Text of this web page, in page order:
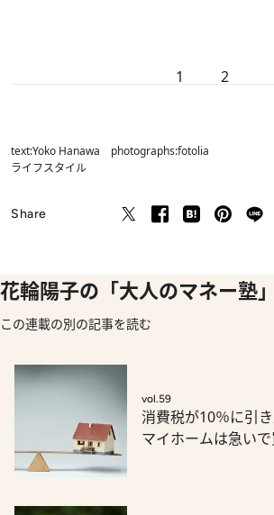
1 2
text:Yoko Hanawa photographs:fotolia
ライフスタイル
Share
花輪陽子の「大人のマネー塾」
この連載の別の記事を読む
vol.59
消費税が10％に引
マイホームは急い